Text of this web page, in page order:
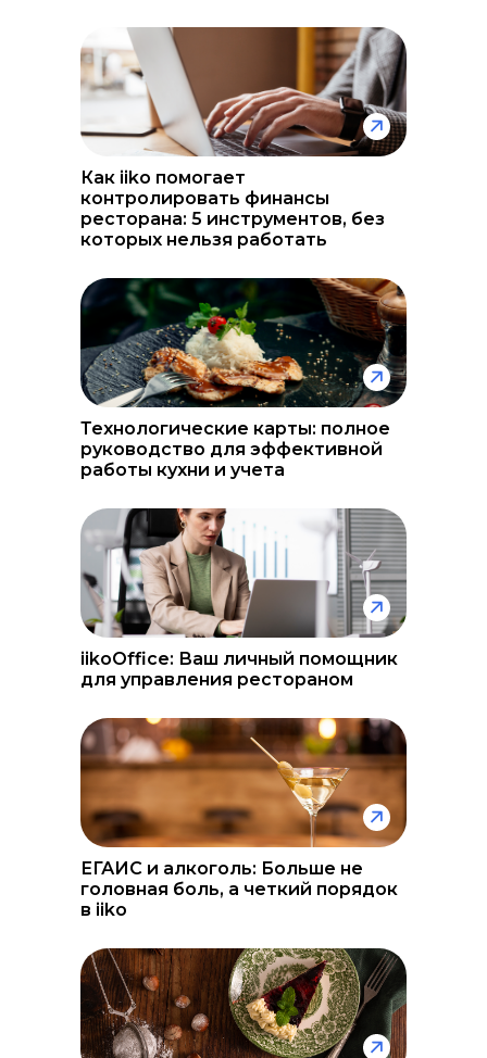
ЕГАИС и алкоголь: Больше не
головная боль, а четкий порядок
в iiko
iikoOffice: Ваш личный помощник
для управления рестораном
Как iiko помогает
контролировать финансы
ресторана: 5 инструментов, без
которых нельзя работать
Технологические карты: полное
руководство для эффективной
работы кухни и учета